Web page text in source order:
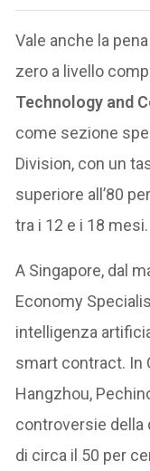
Vale anche la
zero a livello
Technology and
come sezione
Division, con un
superiore all’80
tra i 12 e i 18 mesi.
A Singapore, dal
Economy
intelligenza
smart contract. In
Hangzhou,
controversie
di circa il 50 per